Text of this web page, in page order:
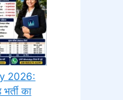
2026:
का